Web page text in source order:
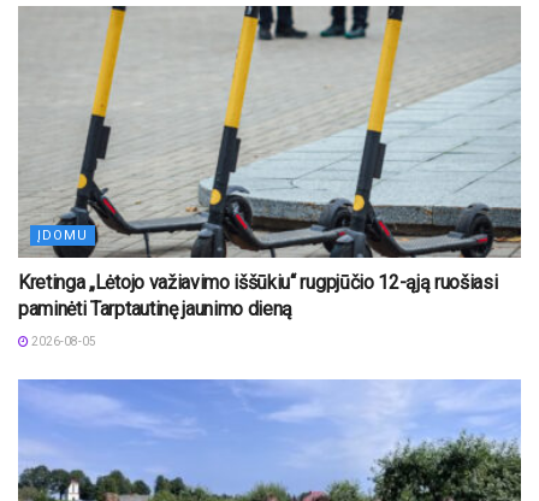
ĮDOMU
Kretinga „Lėtojo važiavimo iššūkiu“ rugpjūčio 12-ąją ruošiasi
paminėti Tarptautinę jaunimo dieną
2026-08-05